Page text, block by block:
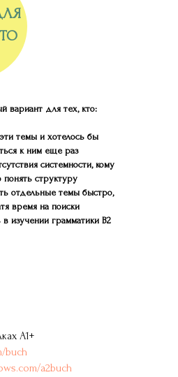
вариант для тех, кто:
темы и хотелось бы
к ним еще раз
системности, кому
понять структуру
отдельные темы быстро,
время на поиски
изучении грамматики B2
А1+
buch
a2buch